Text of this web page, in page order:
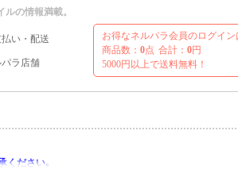
の情報満載。
払い・配送
ラ店舗
お得なネルパラ会員のログイ
商品数： 0点 合計： 0円
5000円以上で送料無料！
ください｡